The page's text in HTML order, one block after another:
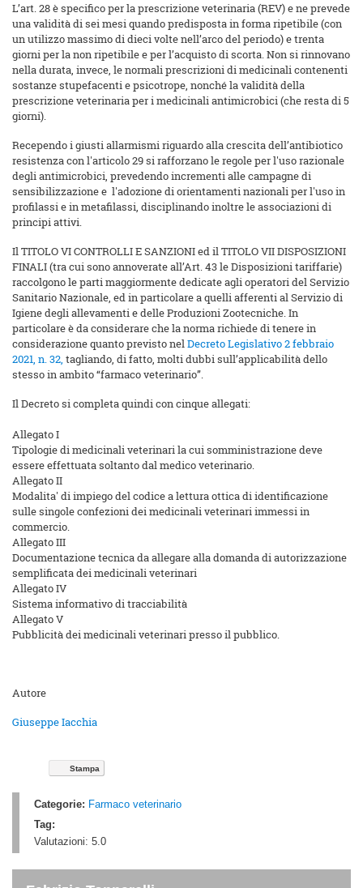
L’art. 28 è specifico per la prescrizione veterinaria (REV) e ne prevede
una validità di sei mesi quando predisposta in forma ripetibile (con
un utilizzo massimo di dieci volte nell’arco del periodo) e trenta
giorni per la non ripetibile e per l’acquisto di scorta. Non si rinnovano
nella durata, invece, le normali prescrizioni di medicinali contenenti
sostanze stupefacenti e psicotrope, nonché la validità della
prescrizione veterinaria per i medicinali antimicrobici (che resta di 5
giorni).
Recependo i giusti allarmismi riguardo alla crescita dell’antibiotico
resistenza con l'articolo 29 si rafforzano le regole per l'uso razionale
degli antimicrobici, prevedendo incrementi alle campagne di
sensibilizzazione e l'adozione di orientamenti nazionali per l'uso in
profilassi e in metafilassi, disciplinando inoltre le associazioni di
principi attivi.
Il TITOLO VI CONTROLLI E SANZIONI ed il TITOLO VII DISPOSIZIONI
FINALI (tra cui sono annoverate all’Art. 43 le Disposizioni tariffarie)
raccolgono le parti maggiormente dedicate agli operatori del Servizio
Sanitario Nazionale, ed in particolare a quelli afferenti al Servizio di
Igiene degli allevamenti e delle Produzioni Zootecniche. In
particolare è da considerare che la norma richiede di tenere in
considerazione quanto previsto nelDecreto Legislativo 2 febbraio
2021, n. 32, tagliando, di fatto, molti dubbi sull’applicabilità dello
stesso in ambito “farmaco veterinario”.
Il Decreto si completa quindi con cinque allegati:
Allegato I
Tipologie di medicinali veterinari la cui somministrazione deve
essere effettuata soltanto dal medico veterinario.
Allegato II
Modalita' di impiego del codice a lettura ottica di identificazione
sulle singole confezioni dei medicinali veterinari immessi in
commercio.
Allegato III
Documentazione tecnica da allegare alla domanda di autorizzazione
semplificata dei medicinali veterinari
Allegato IV
Sistema informativo di tracciabilità
Allegato V
Pubblicità dei medicinali veterinari presso il pubblico.
Autore
Giuseppe Iacchia
Stampa
Categorie: Farmaco veterinario
Tag:
Valutazioni: 5.0